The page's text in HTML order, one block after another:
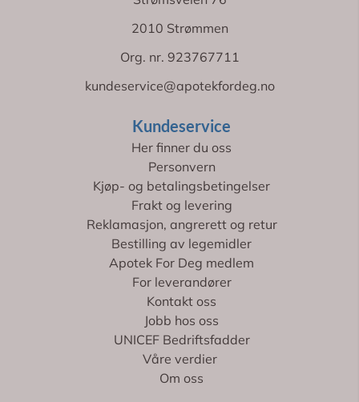
2010 Strømmen
Org. nr. 923767711
kundeservice@apotekfordeg.no
Kundeservice
Her finner du oss
Personvern
Kjøp- og betalingsbetingelser
Frakt og levering
Reklamasjon, angrerett og retur
Bestilling av legemidler
Apotek For Deg medlem
For leverandører
Kontakt oss
Jobb hos oss
UNICEF Bedriftsfadder
Våre verdier
Om oss